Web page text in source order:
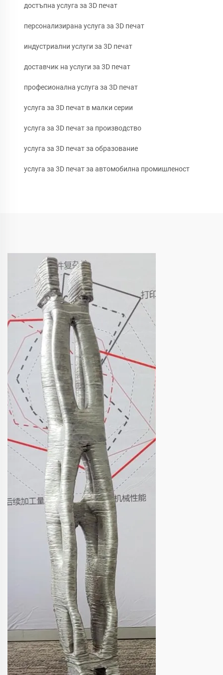
достъпна услуга за 3D печат
персонализирана услуга за 3D печат
индустриални услуги за 3D печат
доставчик на услуги за 3D печат
професионална услуга за 3D печат
услуга за 3D печат в малки серии
услуга за 3D печат за производство
услуга за 3D печат за образование
услуга за 3D печат за автомобилна промишленост